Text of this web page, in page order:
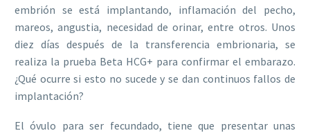
embrión se está implantando, inflamación del pecho,
mareos, angustia, necesidad de orinar, entre otros. Unos
diez días después de la transferencia embrionaria, se
realiza la prueba Beta HCG+ para confirmar el embarazo.
¿Qué ocurre si esto no sucede y se dan continuos fallos de
implantación?
El óvulo para ser fecundado, tiene que presentar unas